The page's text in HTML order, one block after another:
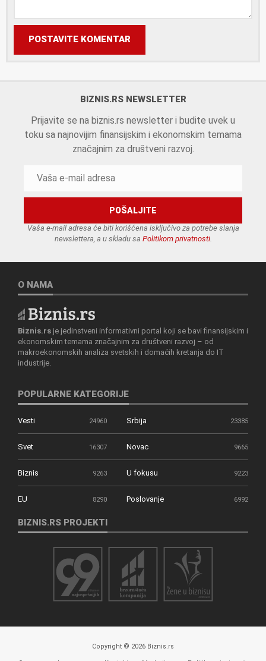
POSTAVITE KOMENTAR
BIZNIS.RS NEWSLETTER
Prijavite se na biznis.rs newsletter i budite uvek u
toku sa najnovijim finansijskim i ekonomskim temama
značajnim za društveni razvoj.
Vaša e-mail adresa će biti korišćena isključivo za potrebe slanja
newslettera, a u skladu sa Politikom privatnosti.
O NAMA
Biznis.rs je jedinstveni informativni portal koji se bavi finansijskim i
ekonomskim temama značajnim za društveni razvoj – od
makroekonomskih analiza svetskih i domaćih kretanja do IT
industrije.
POPULARNE KATEGORIJE
Vesti 24960 Srbija 23385
Svet 16307 Novac 9665
Biznis 9263 U fokusu 9223
EU 8290 Poslovanje 6992
BIZNIS.RS PROJEKTI
Copyright © 2026 Biznis.rs